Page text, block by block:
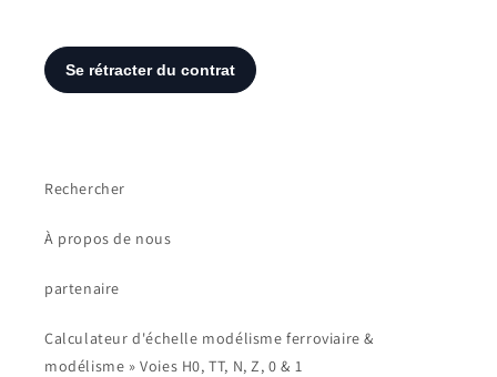
Rechercher
À propos de nous
partenaire
Calculateur d'échelle modélisme ferroviaire &
modélisme » Voies H0, TT, N, Z, 0 & 1